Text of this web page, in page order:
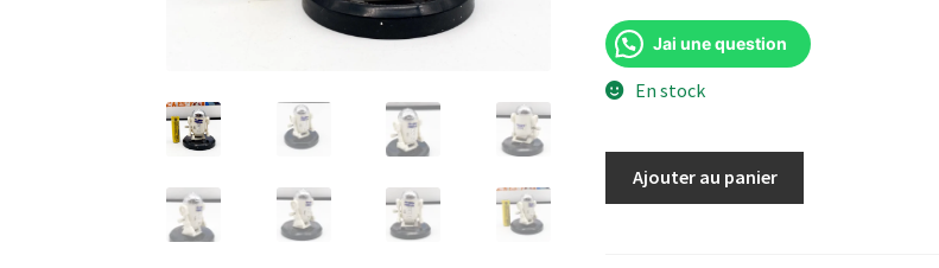
Jai une question
En stock
Ajouter au panier